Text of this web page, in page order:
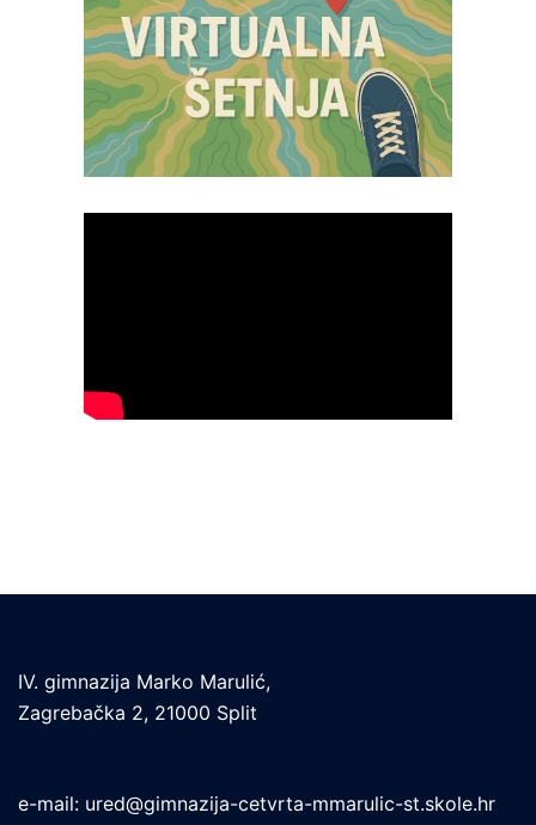
IV. gimnazija Marko Marulić,
Zagrebačka 2, 21000 Split
e-mail: ured@gimnazija-cetvrta-mmarulic-st.skole.hr